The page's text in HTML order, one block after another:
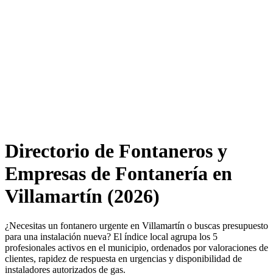
Directorio de Fontaneros y
Empresas de Fontanería en
Villamartín (2026)
¿Necesitas un fontanero urgente en Villamartín o buscas presupuesto
para una instalación nueva? El índice local agrupa los 5
profesionales activos en el municipio, ordenados por valoraciones de
clientes, rapidez de respuesta en urgencias y disponibilidad de
instaladores autorizados de gas.